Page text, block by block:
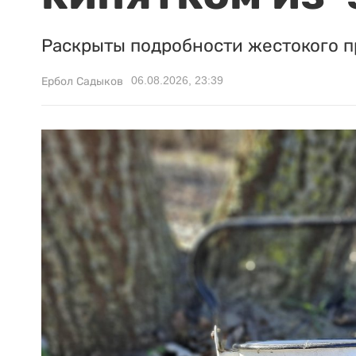
Раскрыты подробности жестокого
Ербол Садыков 06.08.2026, 23:39